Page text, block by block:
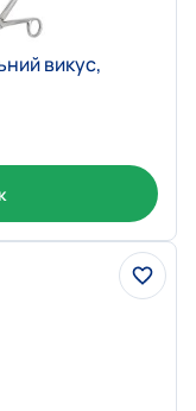
викус,